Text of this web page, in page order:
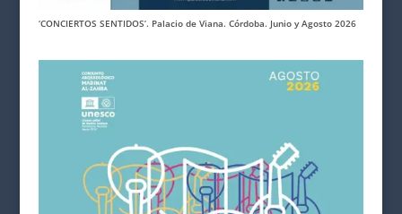
‘CONCIERTOS SENTIDOS’. Palacio de Viana. Córdoba. Junio y Agosto 2026